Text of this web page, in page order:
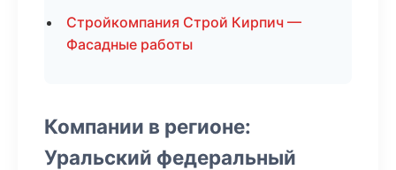
Стройкомпания Строй Кирпич —
Фасадные работы
Компании в регионе:
Уральский федеральный